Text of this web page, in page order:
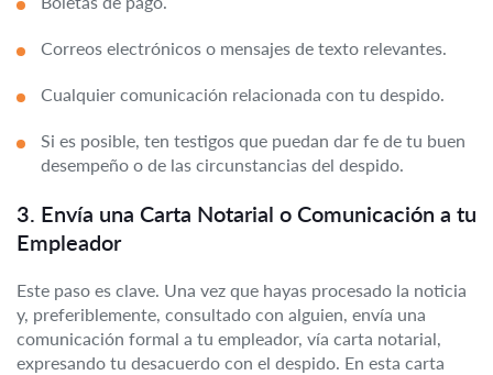
Correos electrónicos o mensajes de texto relevantes.
Cualquier comunicación relacionada con tu despido.
Si es posible, ten testigos que puedan dar fe de tu buen
desempeño o de las circunstancias del despido.
3. Envía una Carta Notarial o Comunicación a tu
Empleador
Este paso es clave. Una vez que hayas procesado la noticia
y, preferiblemente, consultado con alguien, envía una
comunicación formal a tu empleador, vía carta notarial,
expresando tu desacuerdo con el despido. En esta carta